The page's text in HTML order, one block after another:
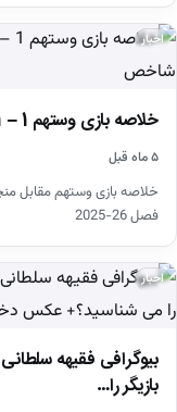
اخبار
خلاصه بازی وستهم 1 – 1 منچسترسیتی (لیگ برتر انگلیس)
۵ ماه قبل
خلاصه بازی وستهم مقابل
فصل 26-2025
اخبار
بیوگرافی فقیهه
بازیگر را…